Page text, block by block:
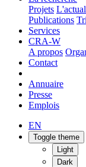
Projets
Publications
Services
CRA-W
A propos
Contact
Annuaire
Presse
Emplois
EN
Toggle theme
Light
Dark